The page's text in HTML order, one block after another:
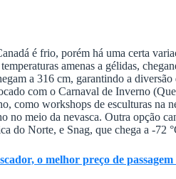
é frio, porém há uma certa
amenas a gélidas,
a 316 cm, garantindo a
com o Carnaval de Inverno
como workshops de esculturas na
no meio da nevasca. Outra opção
do Norte, e Snag, que chega a -72
o melhor preço de